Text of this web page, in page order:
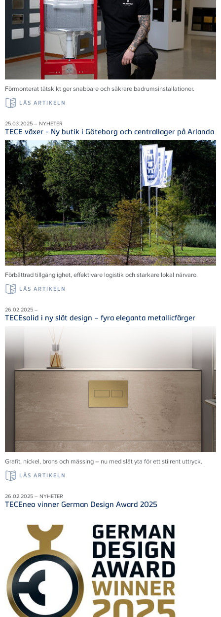
Förmonterat tätskikt ger snabbare och säkrare badrumsinstallationer.
LÄS ARTIKELN
25.03.2025 – NYHETER
TECE växer - Ny butik i Göteborg och centrallager på Arlanda
Förbättrad tillgänglighet, effektivare logistik och starkare lokal närvaro.
LÄS ARTIKELN
26.02.2025 –
TECEsolid i ny slät design – fyra eleganta metallicfärger
Grafit, nickel, brons och mässing – nu med slät yta för ett stilrent uttryck.
LÄS ARTIKELN
26.02.2025 – NYHETER
TECEneo vinner German Design Award 2025